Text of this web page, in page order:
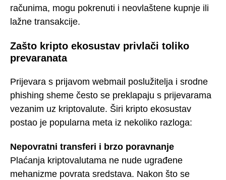
računima, mogu pokrenuti i neovlaštene kupnje ili
lažne transakcije.
Zašto kripto ekosustav privlači toliko
prevaranata
Prijevara s prijavom webmail poslužitelja i srodne
phishing sheme često se preklapaju s prijevarama
vezanim uz kriptovalute. Širi kripto ekosustav
postao je popularna meta iz nekoliko razloga:
Nepovratni transferi i brzo poravnanje
Plaćanja kriptovalutama ne nude ugrađene
mehanizme povrata sredstava. Nakon što se